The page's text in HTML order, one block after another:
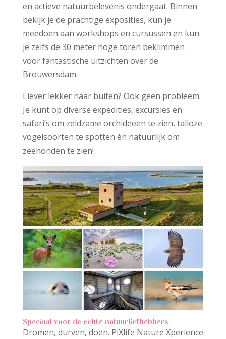
en actieve natuurbelevenis ondergaat. Binnen
bekijk je de prachtige exposities, kun je
meedoen aan workshops en cursussen en kun
je zelfs de 30 meter hoge toren beklimmen
voor fantastische uitzichten over de
Brouwersdam.
Liever lekker naar buiten? Ook geen probleem.
Je kunt op diverse expedities, excursies en
safari’s om zeldzame orchideeen te zien, talloze
vogelsoorten te spotten én natuurlijk om
zeehonden te zien!
Speciaal voor de echte natuurliefhebbers
Dromen, durven, doen. PiXlife Nature Xperience